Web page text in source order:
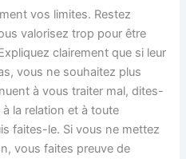
vos limites. Restez
valorisez trop pour être
clairement que si leur
vous ne souhaitez plus
à vous traiter mal, dites-
la relation et à toute
faites-le. Si vous ne mettez
vous faites preuve de